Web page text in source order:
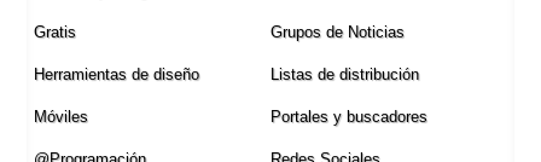
Gratis Grupos de Noticias
Herramientas de diseño Listas de distribución
Móviles Portales y buscadores